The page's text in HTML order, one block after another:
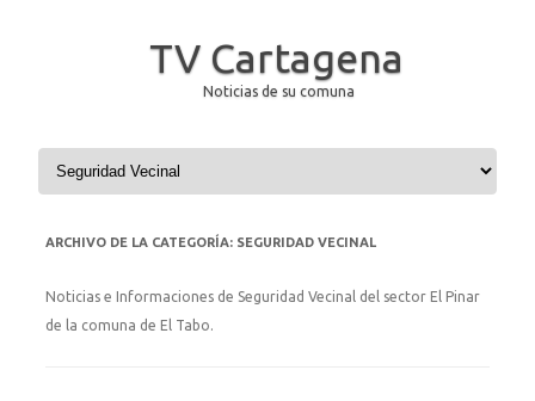
TV Cartagena
Noticias de su comuna
Saltar al contenido
ARCHIVO DE LA CATEGORÍA: SEGURIDAD VECINAL
Noticias e Informaciones de Seguridad Vecinal del sector El Pinar
de la comuna de El Tabo.